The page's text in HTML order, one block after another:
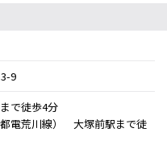
9
で徒歩4分
電荒川線） 大塚前駅まで徒